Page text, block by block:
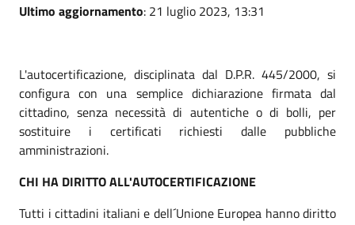
Ultimo aggiornamento: 21 luglio 2023, 13:31
L'autocertificazione, disciplinata dal D.P.R. 445/2000, si
configura con una semplice dichiarazione firmata dal
cittadino, senza necessità di autentiche o di bolli, per
sostituire i certificati richiesti dalle pubbliche
amministrazioni.
CHI HA DIRITTO ALL'AUTOCERTIFICAZIONE
Tutti i cittadini italiani e dell´Unione Europea hanno diritto